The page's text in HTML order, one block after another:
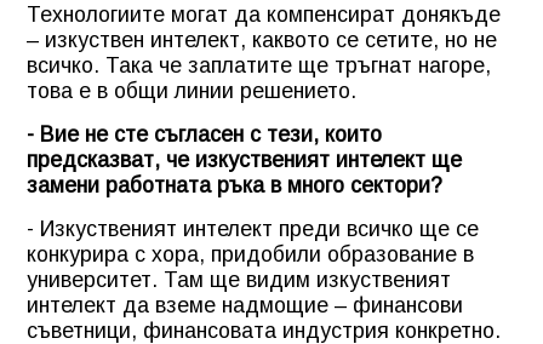
Технологиите могат да компенсират донякъде
– изкуствен интелект, каквото се сетите, но не
всичко. Така че заплатите ще тръгнат нагоре,
това е в общи линии решението.
- Вие не сте съгласен с тези, които
предсказват, че изкуственият интелект ще
замени работната ръка в много сектори?
- Изкуственият интелект преди всичко ще се
конкурира с хора, придобили образование в
университет. Там ще видим изкуственият
интелект да вземе надмощие – финансови
съветници, финансовата индустрия конкретно.